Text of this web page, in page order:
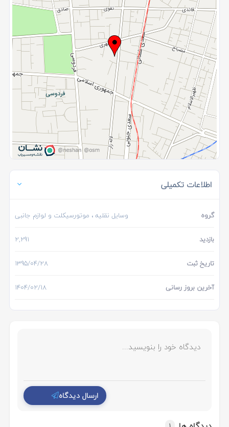
اطلاعات تکمیلی
گروه وسایل نقلیه، موتورسیکلت و لوازم جانبی
بازدید 2,291
تاریخ ثبت 1395/04/28
آخرین بروز رسانی 1404/02/18
ارسال دیدگاه